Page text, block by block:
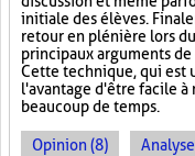
initiale des élèves.
retour en plénière lors
principaux arguments
Cette technique, qui est
l'avantage d'être facile
beaucoup de temps.
Opinion (8)